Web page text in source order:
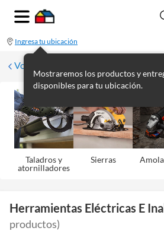
Ingresa tu ubicación
Mostraremos los productos y
disponibles para tu ubicación.
Volver
Taladros y
atornilladores
Sierras
Herramientas Eléctricas E
productos)